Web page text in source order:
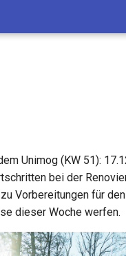
Unimog (KW 51):
bei der
Vorbereitungen für
dieser Woche werfen.